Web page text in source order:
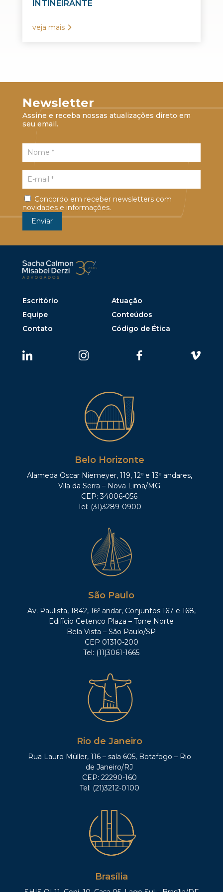
INTINEIRANTE
veja mais
Newsletter
Assine e receba nossas atualizações direto em
seu email.
Concordo em receber newsletters com
novidades e informações.
Escritório
Atuação
Equipe
Conteúdos
Contato
Código de Ética
Belo Horizonte
Alameda Oscar Niemeyer, 119, 12º e 13º andares,
Vila da Serra – Nova Lima/MG
CEP: 34006-056
Tel: (31)3289-0900
São Paulo
Av. Paulista, 1842, 16º andar, Conjuntos 167 e 168,
Edifício Cetenco Plaza – Torre Norte
Bela Vista – São Paulo/SP
CEP 01310-200
Tel: (11)3061-1665
Rio de Janeiro
Rua Lauro Müller, 116 – sala 605, Botafogo – Rio
de Janeiro/RJ
CEP: 22290-160
Tel: (21)3212-0100
Brasília